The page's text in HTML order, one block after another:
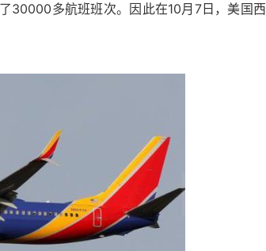
30000多航班班次。因此在10月7日，美国西